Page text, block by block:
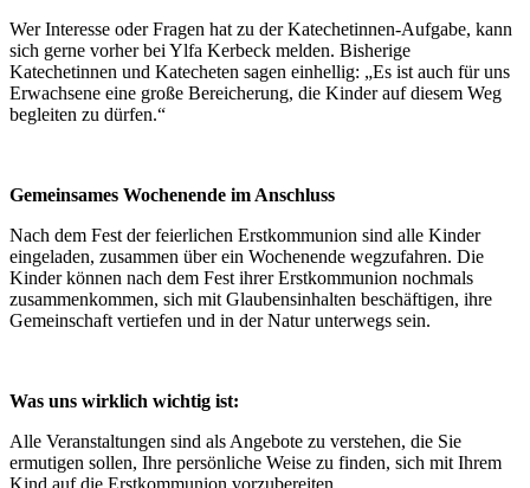
Wer Interesse oder Fragen hat zu der Katechetinnen-Aufgabe, kann
sich gerne vorher bei Ylfa Kerbeck melden. Bisherige
Katechetinnen und Katecheten sagen einhellig: „Es ist auch für uns
Erwachsene eine große Bereicherung, die Kinder auf diesem Weg
begleiten zu dürfen.“
Gemeinsames Wochenende im Anschluss
Nach dem Fest der feierlichen Erstkommunion sind alle Kinder
eingeladen, zusammen über ein Wochenende wegzufahren. Die
Kinder können nach dem Fest ihrer Erstkommunion nochmals
zusammenkommen, sich mit Glaubensinhalten beschäftigen, ihre
Gemeinschaft vertiefen und in der Natur unterwegs sein.
Was uns wirklich wichtig ist:
Alle Veranstaltungen sind als Angebote zu verstehen, die Sie
ermutigen sollen, Ihre persönliche Weise zu finden, sich mit Ihrem
Kind auf die Erstkommunion vorzubereiten.